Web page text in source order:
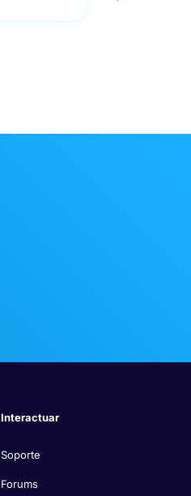
Interactuar
Soporte
Forums